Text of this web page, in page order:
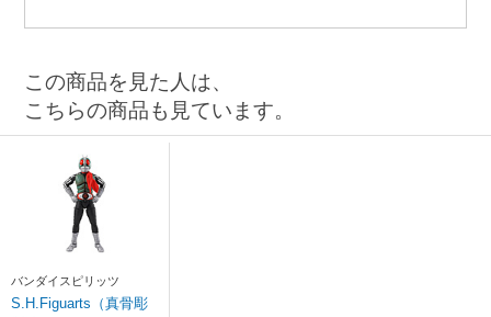
この商品を見た人は、
こちらの商品も見ています。
バンダイスピリッツ
S.H.Figuarts（真骨彫